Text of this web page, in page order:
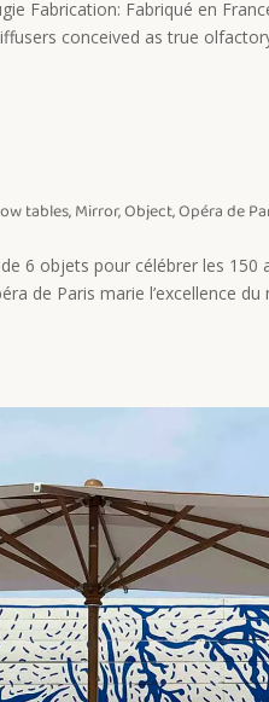
Fabrication: Fabriqué en
conceived as true
tables,Mirror,Object,Opéra de
6 objets pour célébrer les 150
de Paris marie l’excellence